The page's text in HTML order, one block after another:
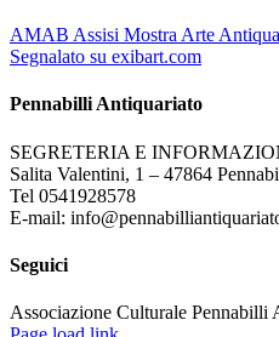
AMAB Assisi Mostra Arte
Segnalato su exibart.com
Pennabilli Antiquariato
SEGRETERIA E
Salita Valentini, 1 – 47864
Tel 0541928578
E-mail:
Seguici
Associazione Culturale Pennabilli